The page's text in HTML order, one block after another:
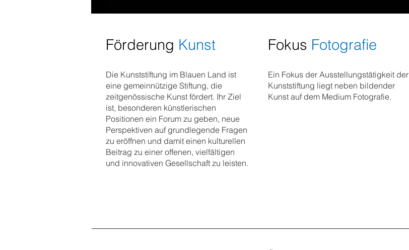
Förderung Kunst
Die Kunststiftung im Blauen Land ist
eine gemeinnützige Stiftung, die
zeitgenössische Kunst fördert. Ihr Ziel
ist, besonderen künstlerischen
Positionen ein Forum zu geben, neue
Perspektiven auf grundlegende Fragen
zu eröffnen und damit einen kulturellen
Beitrag zu einer offenen, vielfältigen
und innovativen Gesellschaft zu leisten.
Fokus Fotografie
Ein Fokus der Ausstellungstätigkeit der
Kunststiftung liegt neben bildender
Kunst auf dem Medium Fotografie.